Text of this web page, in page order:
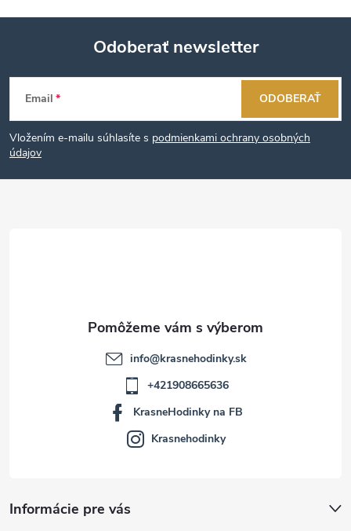
Z
á
p
Odoberať newsletter
Email
Vložením e-mailu súhlasíte s podmienkami ochrany osobných
údajov
ODOBERAŤ
Informácie pre vás
info@krasnehodinky.sk
+421908665636
KrasneHodinky na FB
Krasnehodinky